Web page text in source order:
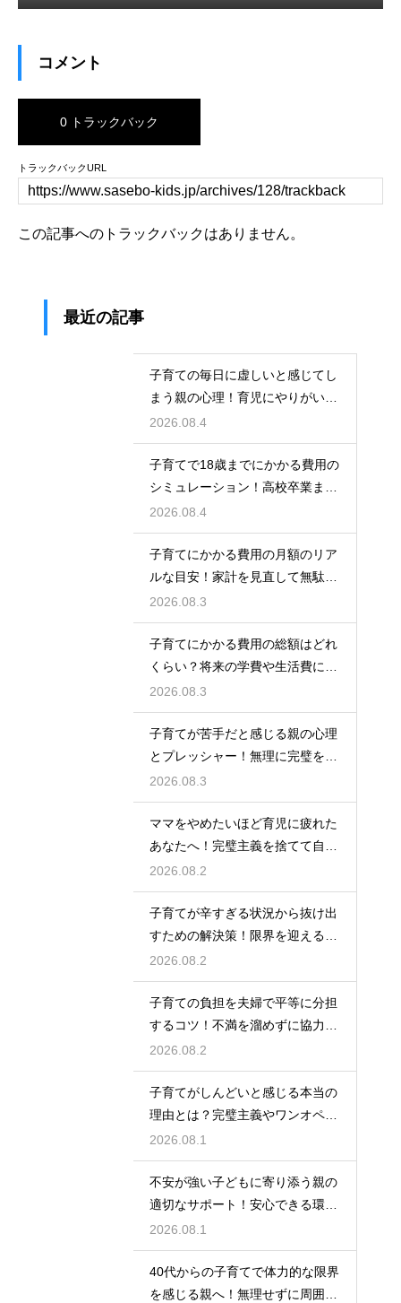
コメント
0 トラックバック
トラックバックURL
この記事へのトラックバックはありません。
最近の記事
子育ての毎日に虚しいと感じてし
まう親の心理！育児にやりがいを
見出して自分自身の人生も豊かに
生きるための考え方
2026.08.4
子育てで18歳までにかかる費用の
シミュレーション！高校卒業まで
の教育資金を賢く準備して経済的
な不安を解消する
2026.08.4
子育てにかかる費用の月額のリア
ルな目安！家計を見直して無駄な
出費を抑えながら無理なく育児を
するための計画術
2026.08.3
子育てにかかる費用の総額はどれ
くらい？将来の学費や生活費に備
えて今から計画的に貯金をして教
育資金を準備する術
2026.08.3
子育てが苦手だと感じる親の心理
とプレッシャー！無理に完璧を目
指さずに自分らしいペースで育児
をするためのヒント
2026.08.3
ママをやめたいほど育児に疲れた
あなたへ！完璧主義を捨てて自分
自身を大切にしながら心に余裕を
取り戻すための方法
2026.08.2
子育てが辛すぎる状況から抜け出
すための解決策！限界を迎える前
に試してほしいストレス解消法と
頼れるサポート
2026.08.2
子育ての負担を夫婦で平等に分担
するコツ！不満を溜めずに協力し
て育児を乗り切るための上手なコ
ミュニケーション
2026.08.2
子育てがしんどいと感じる本当の
理由とは？完璧主義やワンオペの
負担を手放して自分らしく育児を
楽しむためのヒント
2026.08.1
不安が強い子どもに寄り添う親の
適切なサポート！安心できる環境
を作って自己肯定感を高め自立心
を育むための接し方
2026.08.1
40代からの子育てで体力的な限界
を感じる親へ！無理せずに周囲の